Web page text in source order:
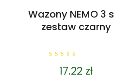
Wazony NEMO 3
zestaw czarny
out17.22 zł